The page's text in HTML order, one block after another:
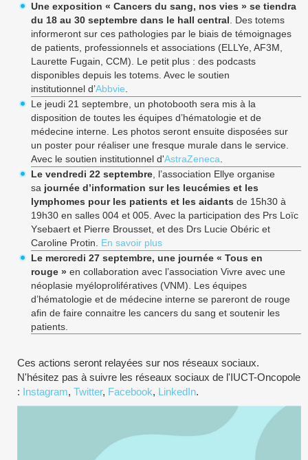
Une exposition « Cancers du sang, nos vies » se tiendra
du 18 au 30 septembre dans le hall central . Des totems
informeront sur ces pathologies par le biais de témoignages
de patients, professionnels et associations (ELLYe, AF3M,
Laurette Fugain, CCM). Le petit plus : des podcasts
disponibles depuis les totems. Avec le soutien
institutionnel d’Abbvie
Le jeudi 21 septembre, un photobooth sera mis à la
disposition de toutes les équipes d’hématologie et de
médecine interne. Les photos seront ensuite disposées sur
un poster pour réaliser une fresque murale dans le service.
Avec le soutien institutionnel d'AstraZeneca
Le vendredi 22 septembre , l’association Ellye organise
sa journée d’information sur les leucémies et les
lymphomes pour les patients et les aidants de 15h30 à
19h30 en salles 004 et 005. Avec la participation des Prs Loïc
Ysebaert et Pierre Brousset, et des Drs Lucie Obéric et
Caroline Protin. En savoir plus
Le mercredi 27 septembre, une journée « Tous en
rouge » en collaboration avec l’association Vivre avec une
néoplasie myéloprolifératives (VNM). Les équipes
d’hématologie et de médecine interne se pareront de rouge
afin de faire connaitre les cancers du sang et soutenir les
patients.
Ces actions seront relayées sur nos réseaux sociaux.
N'hésitez pas à suivre les réseaux sociaux de l'IUCT-Oncopole
: Instagram, Twitter, Facebook, LinkedIn.